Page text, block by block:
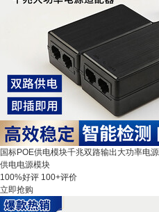
国标POE供电模块千兆双路输出大功率电
供电电源模块
100%好评 100+评价
立即抢购